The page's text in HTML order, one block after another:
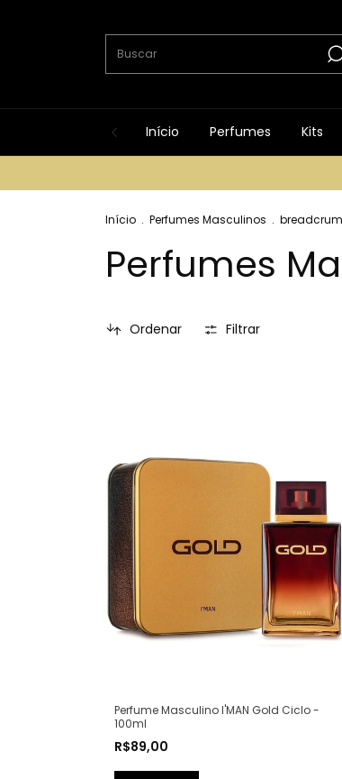
Início Perfumes Kits
Início . Perfumes Masculinos .
Perfumes
Ordenar Filtrar
Perfume Masculino I'MAN Gold Ciclo -
100ml
R$89,00